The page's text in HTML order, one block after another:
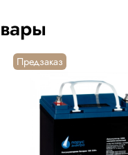
Предзаказ